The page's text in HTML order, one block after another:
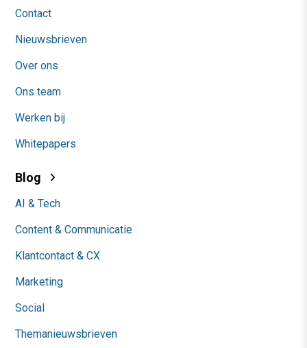
Contact
Nieuwsbrieven
Over ons
Ons team
Werken bij
Whitepapers
Blog
AI & Tech
Content & Communicatie
Klantcontact & CX
Marketing
Social
Themanieuwsbrieven